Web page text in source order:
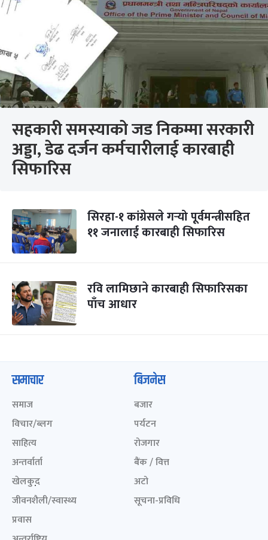
सहकारी समस्याको जड निकम्मा सरकारी
अड्डा, डेढ दर्जन कर्मचारीलाई कारबाही
सिफारिस
सिरहा-१ कांग्रेसले गर्‍यो पूर्वमन्त्रीसहित
११ जनालाई कारबाही सिफारिस
रवि लामिछाने कारबाही सिफारिसका
पाँच आधार
समाचार
समाज
विचार/ब्लग
साहित्य
अन्तर्वार्ता
खेलकुद़़
जीवनशैली/स्वास्थ्य
प्रवास
बिजनेस
बजार
पर्यटन
रोजगार
बैंक / वित्त
अटो
सूचना-प्रविधि